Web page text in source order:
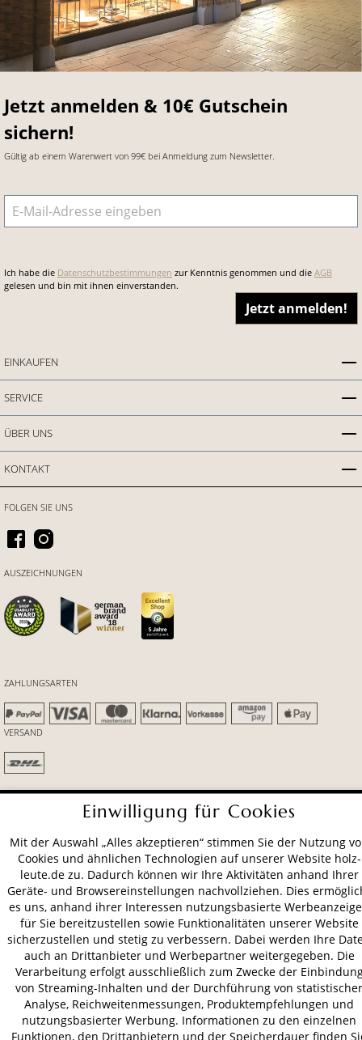
Jetzt anmelden & 10€ Gutschein
sichern!
Gültig ab einem Warenwert von 99€ bei Anmeldung zum Newsletter.
E-Mail-Adresse
Ich habe die Datenschutzbestimmungen zur Kenntnis genommen und die AGB
gelesen und bin mit ihnen einverstanden.
Jetzt anmelden!
EINKAUFEN
SERVICE
ÜBER UNS
KONTAKT
ZAHLUNGSARTEN
VERSAND
FOLGEN SIE UNS
AUSZEICHNUNGEN
Datenschutz
Impressum
© 2026 HOLZ-LEUTE
* Alle Preise inkl. gesetzl. Mehrwertsteuer zzgl.Versandkosten.
Einwilligung für Cookies
Mit der Auswahl „Alles akzeptieren“ stimmen Sie der Nutzung
Cookies und ähnlichen Technologien auf unserer Website holz-
leute.de zu. Dadurch können wir Ihre Aktivitäten anhand Ihrer
Geräte- und Browsereinstellungen nachvollziehen. Dies
es uns, anhand ihrer Interessen nutzungsbasierte
für Sie bereitzustellen sowie Funktionalitäten unserer Website
sicherzustellen und stetig zu verbessern. Dabei werden Ihre
auch an Drittanbieter und Werbepartner weitergegeben. Die
Verarbeitung erfolgt ausschließlich zum Zwecke der
von Streaming-Inhalten und der Durchführung von statistischer
Analyse, Reichweitenmessungen, Produktempfehlungen und
nutzungsbasierter Werbung. Informationen zu den einzelnen
Funktionen, den Drittanbietern und der Speicherdauer finden